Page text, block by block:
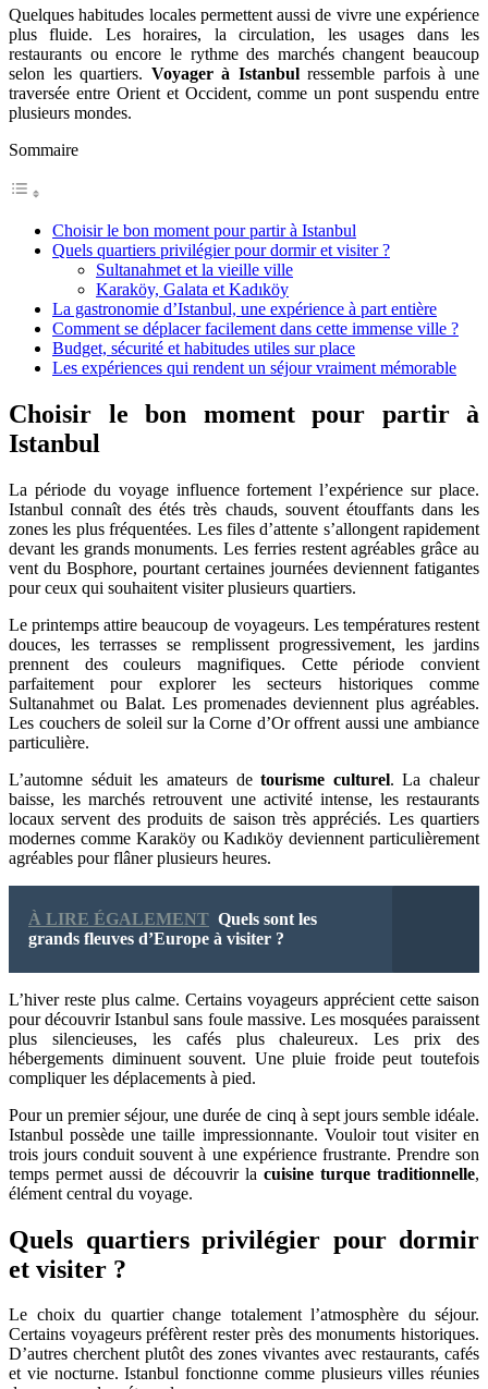
Quelques habitudes locales permettent aussi de vivre une expérience
plus fluide. Les horaires, la circulation, les usages dans les
restaurants ou encore le rythme des marchés changent beaucoup
selon les quartiers. Voyager à Istanbulressemble parfois à une
traversée entre Orient et Occident, comme un pont suspendu entre
plusieurs mondes.
Sommaire
Choisir le bon moment pour partir à Istanbul
Quels quartiers privilégier pour dormir et visiter ?
Sultanahmet et la vieille ville
Karaköy, Galata et Kadıköy
La gastronomie d’Istanbul, une expérience à part entière
Comment se déplacer facilement dans cette immense ville ?
Budget, sécurité et habitudes utiles sur place
Les expériences qui rendent un séjour vraiment mémorable
Choisir le bon moment pour partir à
Istanbul
La période du voyage influence fortement l’expérience sur place.
Istanbul connaît des étés très chauds, souvent étouffants dans les
zones les plus fréquentées. Les files d’attente s’allongent rapidement
devant les grands monuments. Les ferries restent agréables grâce au
vent du Bosphore, pourtant certaines journées deviennent fatigantes
pour ceux qui souhaitent visiter plusieurs quartiers.
Le printemps attire beaucoup de voyageurs. Les températures restent
douces, les terrasses se remplissent progressivement, les jardins
prennent des couleurs magnifiques. Cette période convient
parfaitement pour explorer les secteurs historiques comme
Sultanahmet ou Balat. Les promenades deviennent plus agréables.
Les couchers de soleil sur la Corne d’Or offrent aussi une ambiance
particulière.
L’automne séduit les amateurs detourisme culturel. La chaleur
baisse, les marchés retrouvent une activité intense, les restaurants
locaux servent des produits de saison très appréciés. Les quartiers
modernes comme Karaköy ou Kadıköy deviennent particulièrement
agréables pour flâner plusieurs heures.
À LIRE ÉGALEMENT Quels sont les
grands fleuves d’Europe à visiter ?
L’hiver reste plus calme. Certains voyageurs apprécient cette saison
pour découvrir Istanbul sans foule massive. Les mosquées paraissent
plus silencieuses, les cafés plus chaleureux. Les prix des
hébergements diminuent souvent. Une pluie froide peut toutefois
compliquer les déplacements à pied.
Pour un premier séjour, une durée de cinq à sept jours semble idéale.
Istanbul possède une taille impressionnante. Vouloir tout visiter en
trois jours conduit souvent à une expérience frustrante. Prendre son
temps permet aussi de découvrir la cuisine turque traditionnelle,
élément central du voyage.
Quels quartiers privilégier pour dormir
et visiter ?
Le choix du quartier change totalement l’atmosphère du séjour.
Certains voyageurs préfèrent rester près des monuments historiques.
D’autres cherchent plutôt des zones vivantes avec restaurants, cafés
et vie nocturne. Istanbul fonctionne comme plusieurs villes réunies